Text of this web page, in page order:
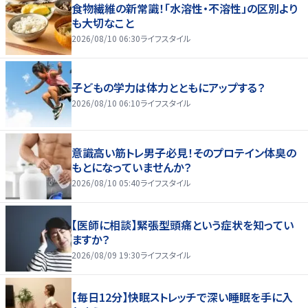
食物繊維の新常識！「水溶性・不溶性」の区別より
も大切なこと
2026/08/10 06:30ライフスタイル
子どもの学力は体力とともにアップする？
2026/08/10 06:10ライフスタイル
意識高い筋トレ男子必見！そのプロテイン体臭の
もとになっていませんか？
2026/08/10 05:40ライフスタイル
【医師に相談】緊張型頭痛という症状を知ってい
ますか？
2026/08/09 19:30ライフスタイル
【毎日12分】快眠ストレッチで深い睡眠を手に入